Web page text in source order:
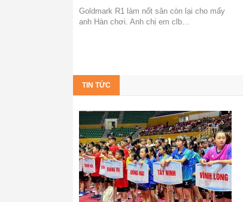
Goldmark R1 làm nốt sân còn lại cho mấy
anh Hàn chơi. Anh chị em clb…
TIN TỨC